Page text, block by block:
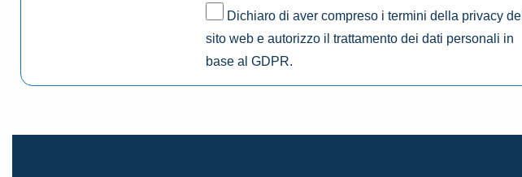
Dichiaro di aver compreso i termini della privacy del
sito web e autorizzo il trattamento dei dati personali in
base al GDPR.